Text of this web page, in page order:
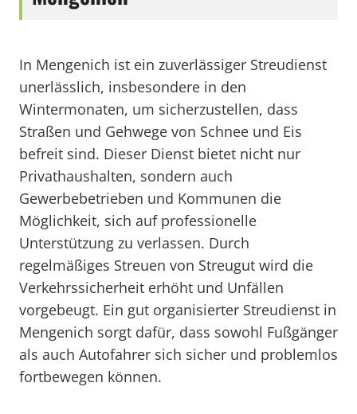
In Mengenich ist ein zuverlässiger Streudienst
unerlässlich, insbesondere in den
Wintermonaten, um sicherzustellen, dass
Straßen und Gehwege von Schnee und Eis
befreit sind. Dieser Dienst bietet nicht nur
Privathaushalten, sondern auch
Gewerbebetrieben und Kommunen die
Möglichkeit, sich auf professionelle
Unterstützung zu verlassen. Durch
regelmäßiges Streuen von Streugut wird die
Verkehrssicherheit erhöht und Unfällen
vorgebeugt. Ein gut organisierter Streudienst in
Mengenich sorgt dafür, dass sowohl Fußgänger
als auch Autofahrer sich sicher und problemlos
fortbewegen können.